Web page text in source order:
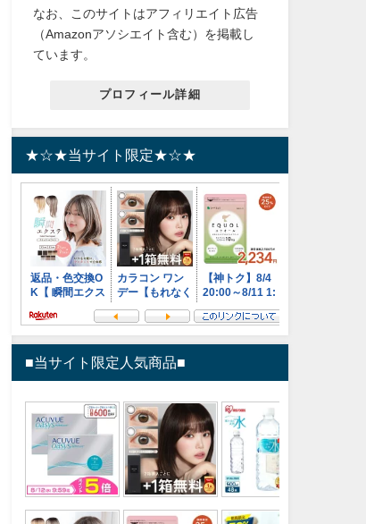
なお、このサイトはアフィリエイト広告
（Amazonアソシエイト含む）を掲載し
ています。
プロフィール詳細
★☆★当サイト限定★☆★
■当サイト限定人気商品■